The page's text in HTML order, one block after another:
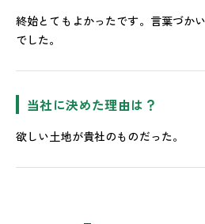
終始とてもよかったです。言葉づか
でした。
当社に決めた理由は？
欲しい土地が貴社のものだった。